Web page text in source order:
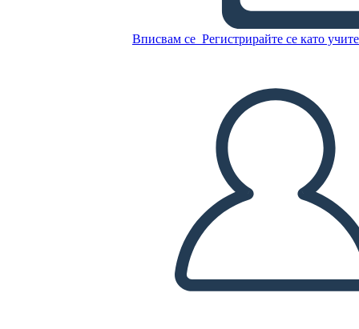
Вписвам се Регистрирайте се като
- רכישת לואיזיאנה 1803
СЪЗДАЙТЕ СЦЕНАРИЙ
ПУСКАНЕ НА СЛАЙДШОУ
ЧЕТИ МИ